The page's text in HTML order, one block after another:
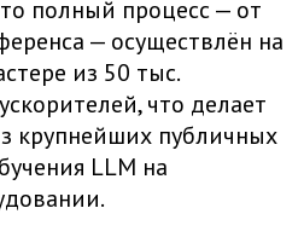
полный процесс — от
— осуществлён на
из 50 тыс.
что делает
крупнейших публичных
LLM на